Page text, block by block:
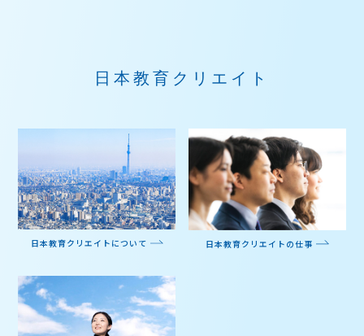
日本教育クリエイト
日本教育クリエイトについて 日本教育クリエイトの仕事